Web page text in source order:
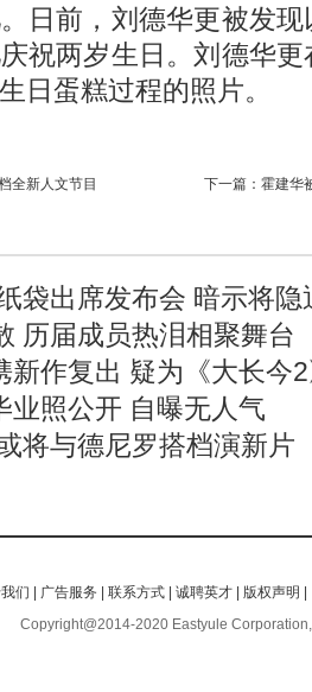
日前，刘德华更被发
祝两岁生日。刘德华
日蛋糕过程的照片。
全新人文节目 下一篇： 霍建华
袋出席发布会 暗示将隐
历届成员热泪相聚舞台
新作复出 疑为《大长今
业照公开 自曝无人气
将与德尼罗搭档演新片
们 广告服务 |联系方式 |诚聘英才 版权声明
Copyright@2014-2020 Eastyule